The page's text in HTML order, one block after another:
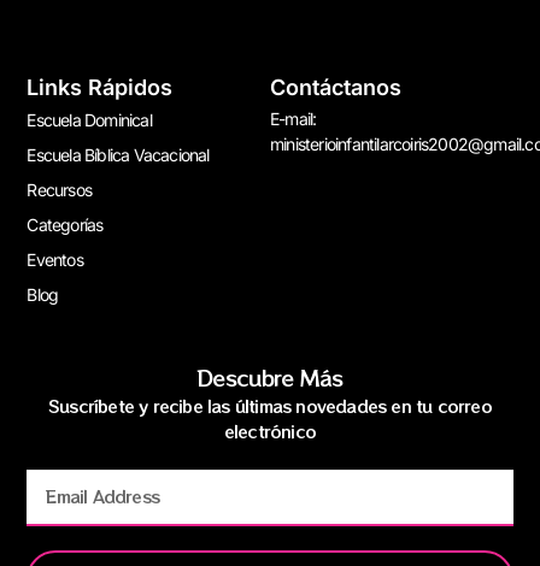
Links Rápidos
Escuela Dominical
Escuela Bíblica Vacacional
Recursos
Categorías
Eventos
Blog
Contáctanos
E-mail:
Descubre Más
Suscríbete y recibe las últimas novedades en tu correo
electrónico